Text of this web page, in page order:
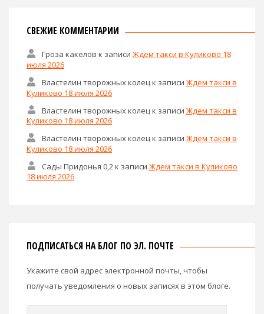
СВЕЖИЕ КОММЕНТАРИИ
Гроза какелов к записи Ждем такси в Куликово 18
июля 2026
Властелин творожных колец к записи Ждем такси в
Куликово 18 июля 2026
Властелин творожных колец к записи Ждем такси в
Куликово 18 июля 2026
Властелин творожных колецк записи Ждем такси в
Куликово 18 июля 2026
Сады Придонья 0,2 к записи Ждем такси в Куликово
18 июля 2026
ПОДПИСАТЬСЯ НА БЛОГ ПО ЭЛ. ПОЧТЕ
Укажите свой адрес электронной почты, чтобы
получать уведомления о новых записях в этом блоге.